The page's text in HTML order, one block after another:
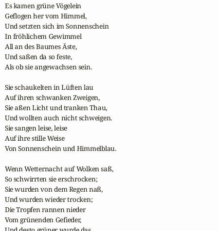
Es kamen grüne Vögelein
Geflogen her vom Himmel,
Und setzten sich im Sonnenschein
In fröhlichem Gewimmel
All an des Baumes Äste,
Und saßen da so feste,
Als ob sie angewachsen sein.
Sie schaukelten in Lüften lau
Auf ihren schwanken Zweigen,
Sie aßen Licht und tranken Thau,
Und wollten auch nicht schweigen.
Sie sangen leise, leise
Auf ihre stille Weise
Von Sonnenschein und Himmelblau.
Wenn Wetternacht auf Wolken saß,
So schwirrten sie erschrocken;
Sie wurden von dem Regen naß,
Und wurden wieder trocken;
Die Tropfen rannen nieder
Vom grünenden Gefieder,